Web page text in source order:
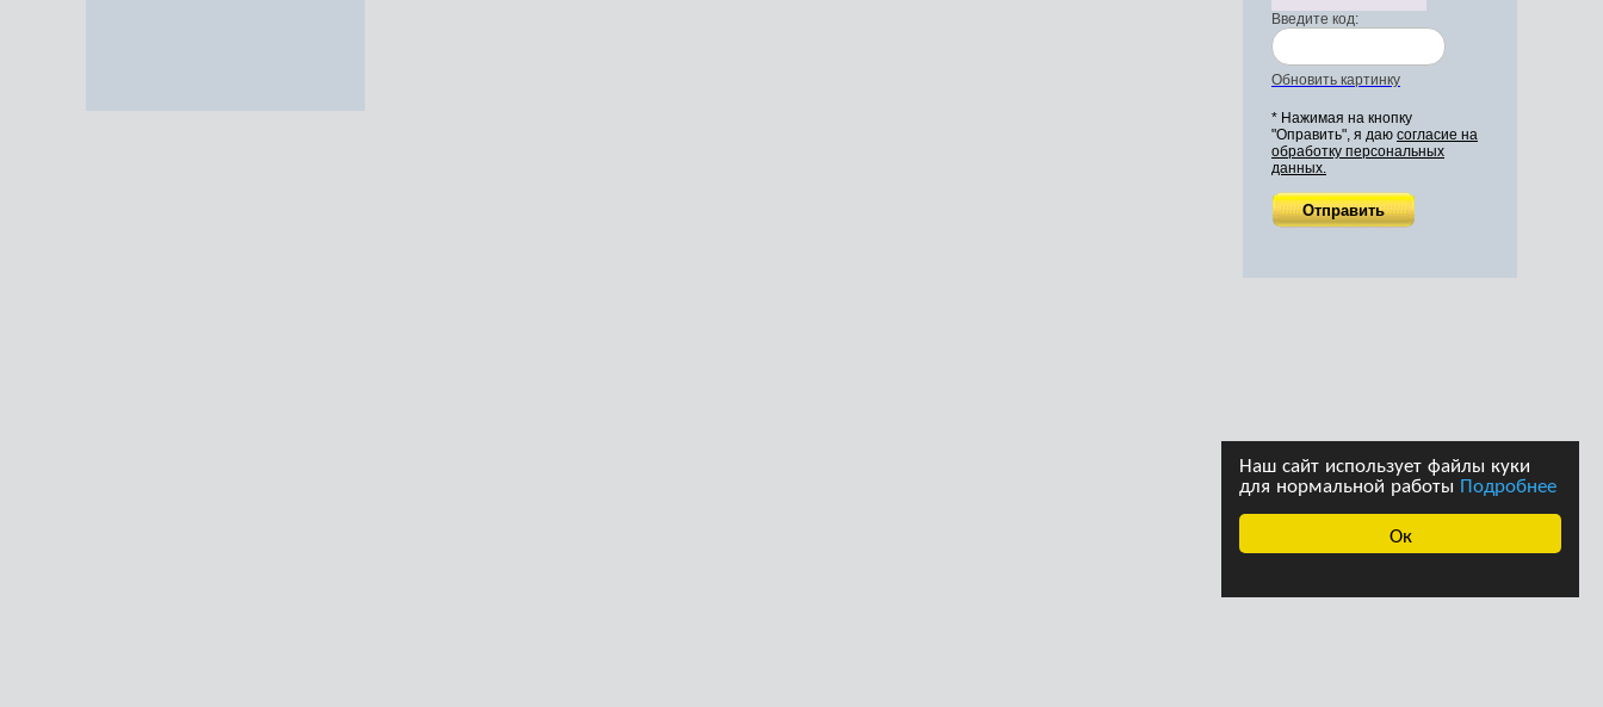
Ок
Наш сайт использует файлы куки
для нормальной работы Подробнее
Введите код:
Обновить картинку
* Нажимая на кнопку
"Оправить", я даю согласие на
обработку персональных
данных.